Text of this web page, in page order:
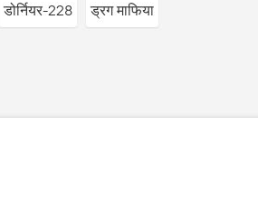
डोर्नियर-228 ड्रग माफिया